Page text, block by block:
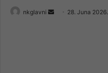
nkglavni
Send 28. Juna 2026.